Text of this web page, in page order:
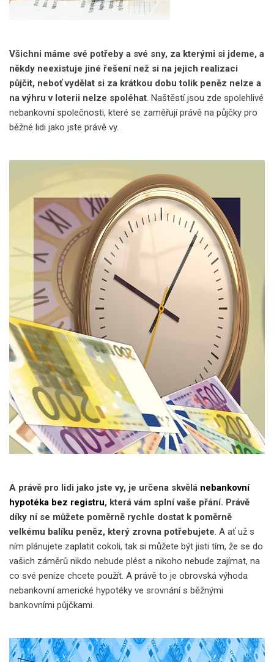
Všichni máme své potřeby a své sny, za kterými si jdeme, a
někdy neexistuje jiné řešení než si na jejich realizaci
půjčit, neboť vydělat si za krátkou dobu tolik peněz nelze a
na výhru v loterii nelze spoléhat. Naštěstí jsou zde spolehlivé
nebankovní společnosti, které se zaměřují právě na půjčky pro
běžné lidi jako jste právě vy.
A právě pro lidi jako jste vy, je určena skvělá nebankovní
hypotéka bez registru, která vám splní vaše přání. Právě
díky ní se můžete poměrně rychle dostat k poměrně
velkému balíku peněz, který zrovna potřebujete. A ať už s
ním plánujete zaplatit cokoli, tak si můžete být jisti tím, že se do
vašich záměrů nikdo nebude plést a nikoho nebude zajímat, na
co své peníze chcete použít. A právě to je obrovská výhoda
nebankovní americké hypotéky ve srovnání s běžnými
bankovními půjčkami.